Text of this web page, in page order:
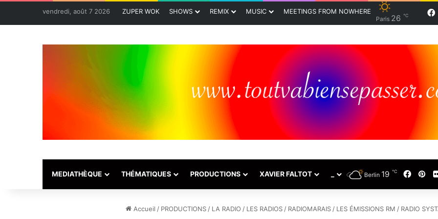
vendredi, août 7 2026 ZUPER WOK SHOWS REMIX MUSIC MEETINGS FROM NOWHERE
Paris 26 ℃
MEDIATHÈQUE THÉMATIQUES PRODUCTIONS XAVIER FALTOT Berlin 19 ℃
Accueil / PRODUCTIONS / LA RADIO / LES RADIOS / RADIOMARAIS / LES ÉMISSIONS RM / RADIO